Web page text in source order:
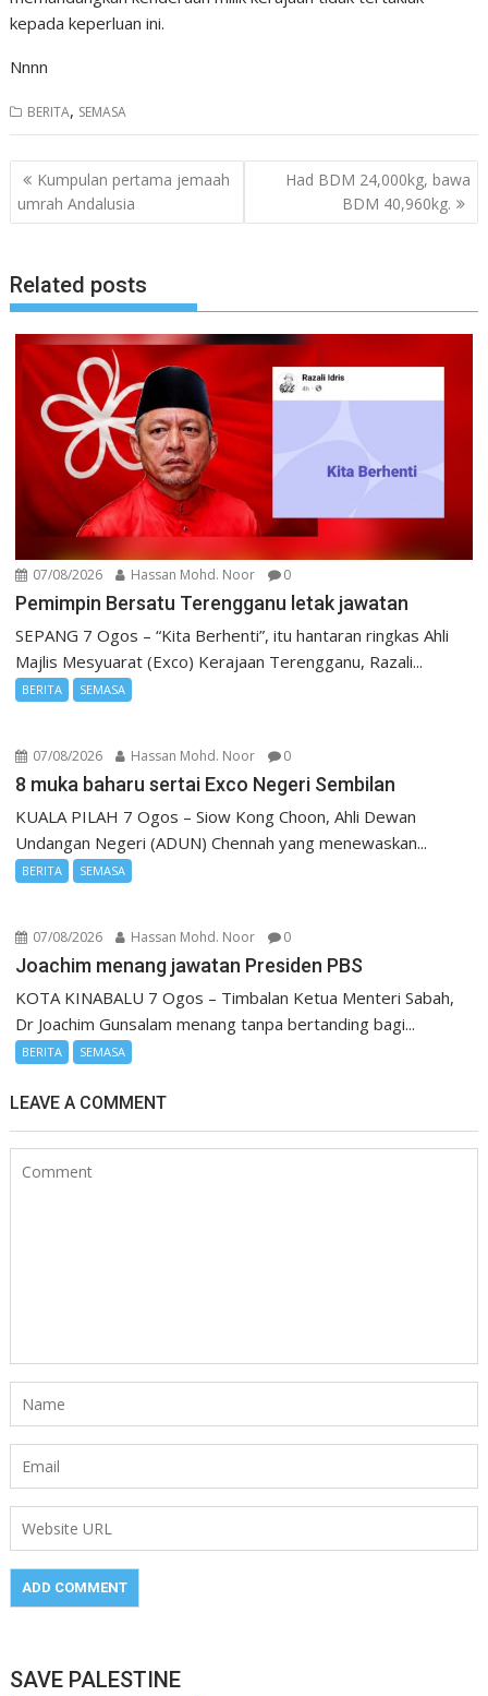
kepada keperluan ini.
Nnnn
BERITA, SEMASA
Post
navigation
Kumpulan pertama jemaah
umrah Andalusia
Had BDM 24,000kg, bawa
BDM 40,960kg.
Related posts
07/08/2026 Hassan Mohd. Noor 0
Pemimpin Bersatu Terengganu letak jawatan
SEPANG 7 Ogos – “Kita Berhenti”, itu hantaran ringkas Ahli
Majlis Mesyuarat (Exco) Kerajaan Terengganu, Razali...
BERITA SEMASA
07/08/2026 Hassan Mohd. Noor 0
8 muka baharu sertai Exco Negeri Sembilan
KUALA PILAH 7 Ogos – Siow Kong Choon, Ahli Dewan
Undangan Negeri (ADUN) Chennah yang menewaskan...
BERITA SEMASA
07/08/2026 Hassan Mohd. Noor 0
Joachim menang jawatan Presiden PBS
KOTA KINABALU 7 Ogos – Timbalan Ketua Menteri Sabah,
Dr Joachim Gunsalam menang tanpa bertanding bagi...
BERITA SEMASA
LEAVE A COMMENT
SAVE PALESTINE